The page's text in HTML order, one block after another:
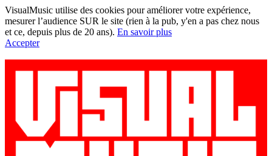
VisualMusic utilise des cookies pour améliorer votre expérience,
mesurer l’audience SUR le site (rien à la pub, y'en a pas chez nous
et ce, depuis plus de 20 ans). En savoir plus
Accepter